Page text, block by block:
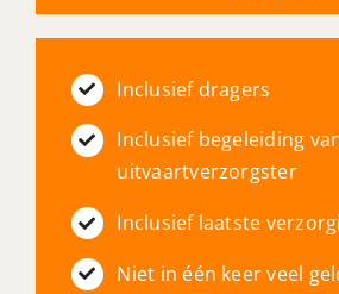
Inclusief dragers
Inclusief begeleiding
uitvaartverzorgster
Inclusief laatste
Niet in één keer veel